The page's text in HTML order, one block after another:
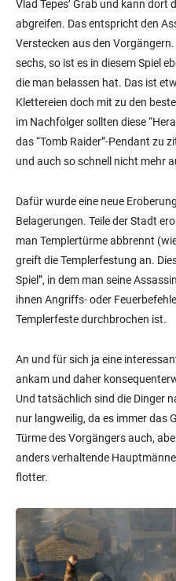
Vlad Tepes’ Grab und kann dort
abgreifen. Das entspricht den
Verstecken aus den
sechs, so ist es in diesem Spiel
die man belassen hat. Das ist
Klettereien doch mit zu den
im Nachfolger sollten diese
das “Tomb Raider”-Pendant zu
und auch so schnell nicht mehr
Dafür wurde eine neue
Belagerungen. Teile der Stadt
man Templertürme abbrennt
greift die Templerfestung an.
Spiel”, in dem man seine
ihnen Angriffs- oder
Templerfeste durchbrochen ist.
An und für sich ja eine
ankam und daher
Und tatsächlich sind die Dinger
nur langweilig, da es immer das
Türme des Vorgängers auch,
anders verhaltende
flotter.